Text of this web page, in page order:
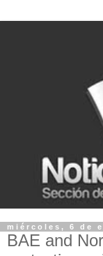
miércoles, 6 de
BAE and